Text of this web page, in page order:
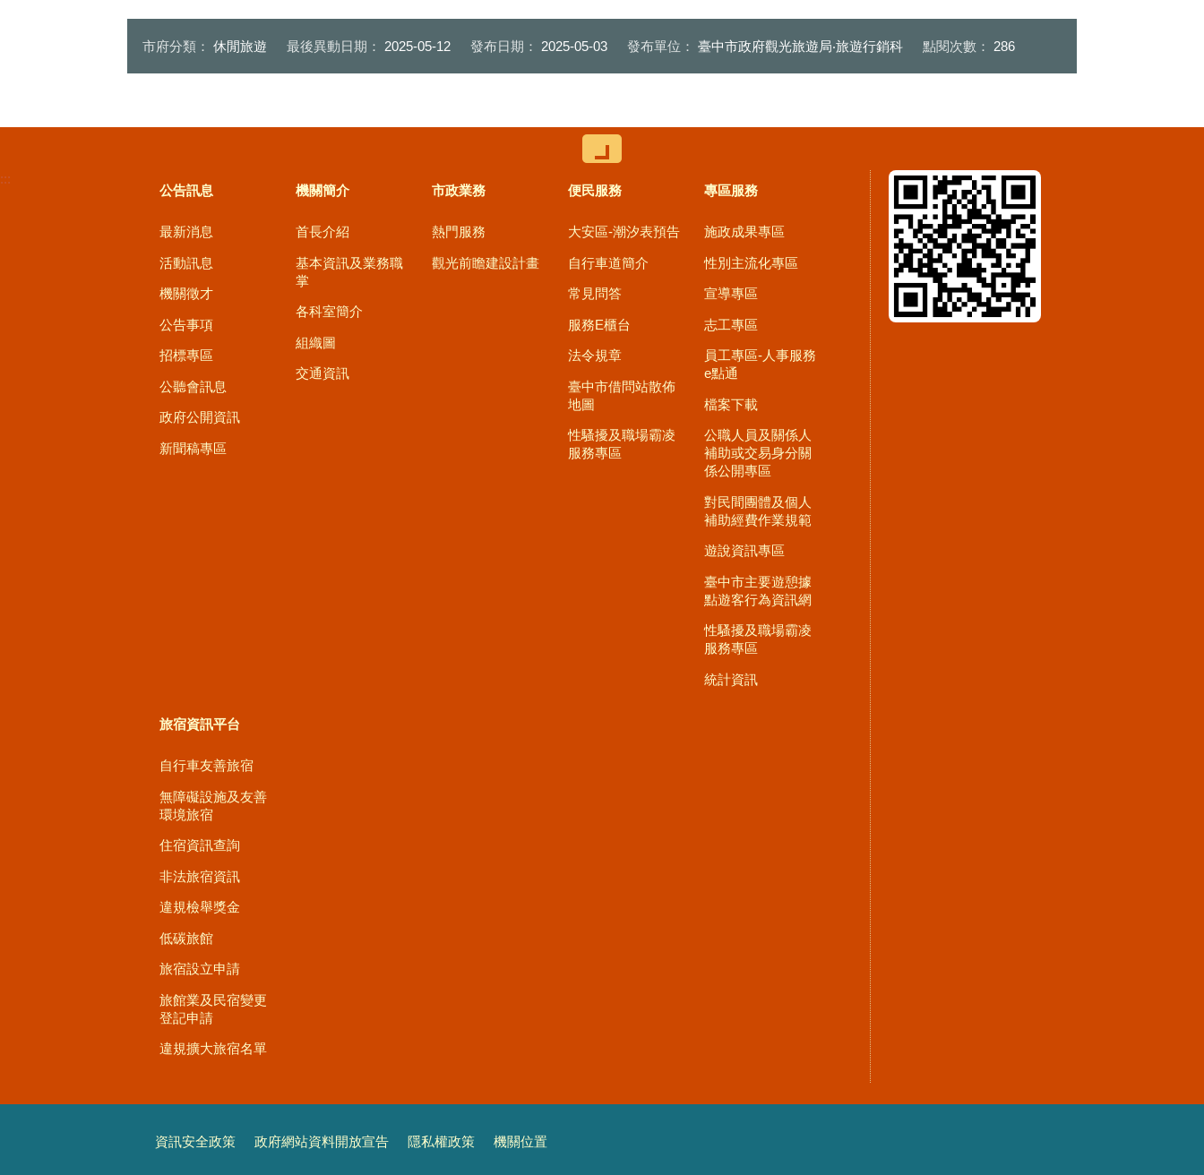
市府分類： 休閒旅遊 最後異動日期： 2025-05-12 發布日期： 2025-05-03 發布單位： 臺中市政府觀光旅遊局‧旅遊行銷科 點閱次數： 286
:::
公告訊息
最新消息
活動訊息
機關徵才
公告事項
招標專區
公聽會訊息
政府公開資訊
新聞稿專區
機關簡介
首長介紹
基本資訊及業務職
掌
各科室簡介
組織圖
交通資訊
市政業務
熱門服務
觀光前瞻建設計畫
便民服務
大安區-潮汐表預告
自行車道簡介
常見問答
服務E櫃台
法令規章
臺中市借問站散佈
地圖
性騷擾及職場霸凌
服務專區
專區服務
施政成果專區
性別主流化專區
宣導專區
志工專區
員工專區-人事服務
e點通
檔案下載
公職人員及關係人
補助或交易身分關
係公開專區
對民間團體及個人
補助經費作業規範
遊說資訊專區
臺中市主要遊憩據
點遊客行為資訊網
性騷擾及職場霸凌
服務專區
統計資訊
旅宿資訊平台
自行車友善旅宿
無障礙設施及友善
環境旅宿
住宿資訊查詢
非法旅宿資訊
違規檢舉獎金
低碳旅館
旅宿設立申請
旅館業及民宿變更
登記申請
違規擴大旅宿名單
資訊安全政策 政府網站資料開放宣告 隱私權政策 機關位置